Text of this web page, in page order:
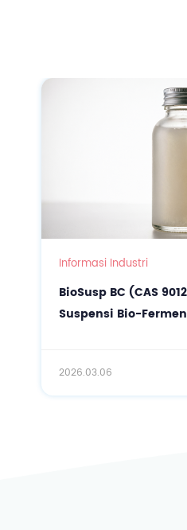
Informasi Industri
BioSusp BC (CAS
Suspensi Bio-
2026.03.06